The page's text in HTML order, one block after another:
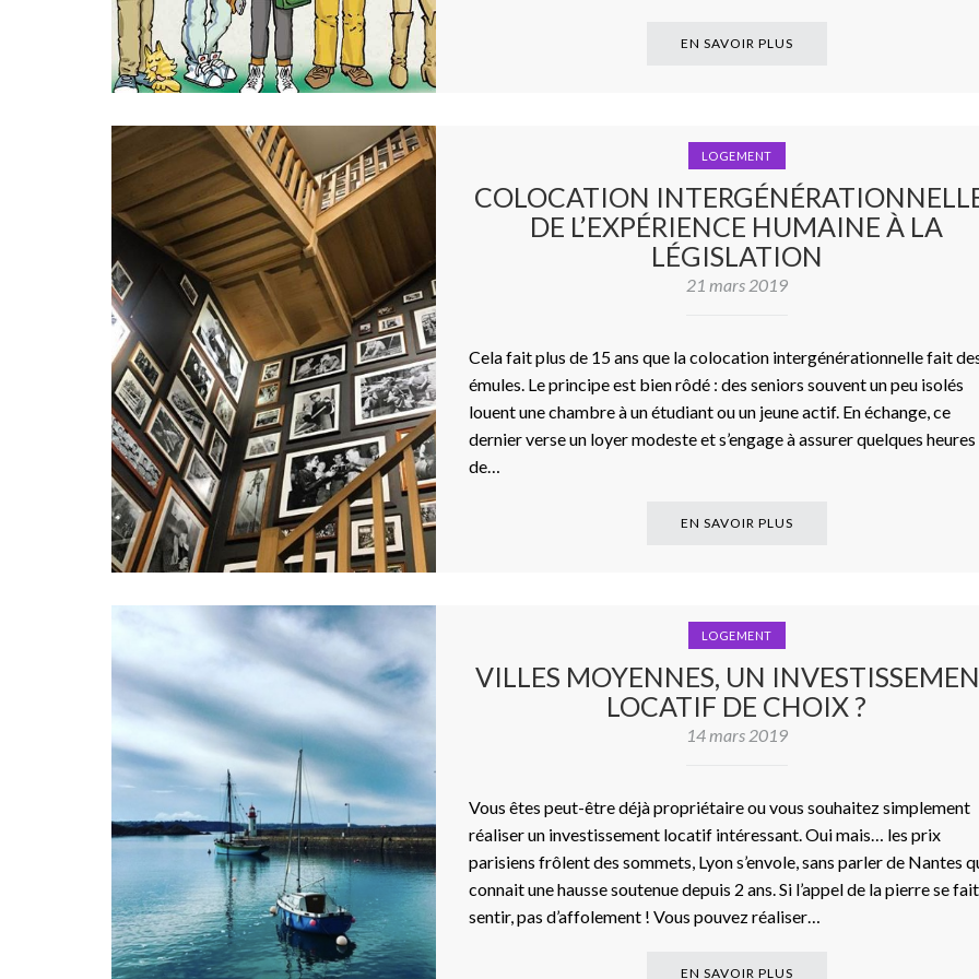
EN SAVOIR PLUS
LOGEMENT
COLOCATION
DE L’EXPÉRIENCE HUMAINE À LA
LÉGISLATION
21 mars 2019
Cela fait plus de 15 ans que la colocation intergénérationnelle fait
émules. Le principe est bien rôdé : des seniors souvent un peu isolés
louent une chambre à un étudiant ou un jeune actif. En échange, ce
dernier verse un loyer modeste et s’engage à assurer quelques heures
de…
EN SAVOIR PLUS
LOGEMENT
VILLES MOYENNES, UN
LOCATIF DE CHOIX ?
14 mars 2019
Vous êtes peut-être déjà propriétaire ou vous souhaitez simplement
réaliser un investissement locatif intéressant. Oui mais… les prix
parisiens frôlent des sommets, Lyon s’envole, sans parler de Nantes
connait une hausse soutenue depuis 2 ans. Si l’appel de la pierre se fait
sentir, pas d’affolement ! Vous pouvez réaliser…
EN SAVOIR PLUS